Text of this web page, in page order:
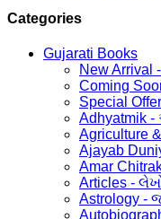
Categories
Gujarati Books
New Arrival
Coming
Special
Adhyatmik
Agriculture
Ajayab
Amar
Articles -
Astrology -